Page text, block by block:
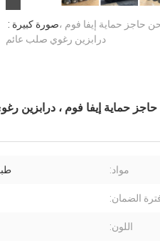
صورة كبيرة :حاجز حماية إيفا فوم ،
درابزين رغوي صلب عائم
حماية إيفا فوم ، درابزين
مواد:
الضمان:
اللون: